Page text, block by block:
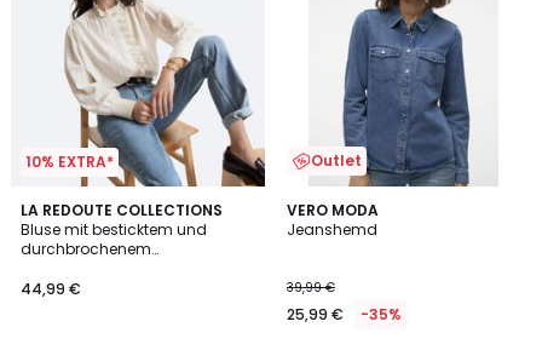
10% EXTRA*
LA REDOUTE COLLECTIONS
Bluse mit besticktem und
durchbrochenem
Signature CHARLÈNE
44,99 €
2
Farben
Outlet
VERO MODA
Jeanshemd
39,99 €
25,99 € -35%
3,4
/ 5
2
Farben